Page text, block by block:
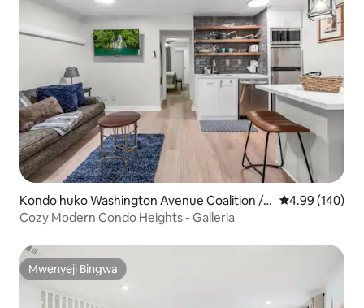
Kondo huko Washington Avenue Coalition /
Memorial Park
Ukadiriaji wa
4.99 (140)
Cozy Modern Condo Heights - Galleria
Mwenyeji Bingwa
Mwenyeji Bingwa